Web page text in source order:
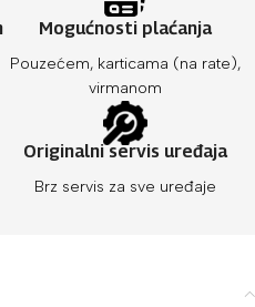
Mogućnosti plaćanja
Pouzećem, karticama (na rate),
virmanom
Originalni servis uređaja
Brz servis za sve uređaje